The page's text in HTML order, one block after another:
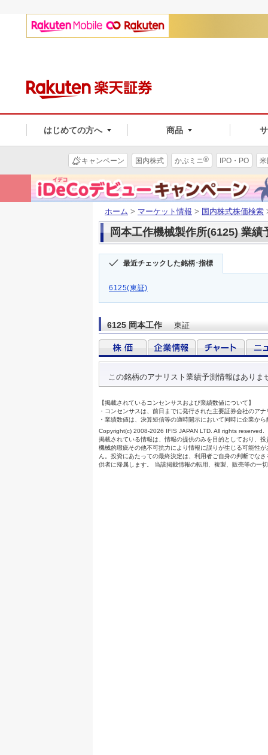
はじめての方へ 商品
キャンペーン 国内株式 かぶミニ® IPO・PO
ホーム > マーケット情報 > 国内株式株価検索
岡本工作機械製作所(6125) 業績
最近チェックした銘柄･指標
6125(東証)
6125 岡本工作 東証